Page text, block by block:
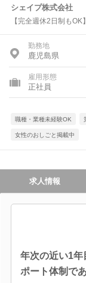
シェイプ株式会社
【完全週休2日制も
勤務地
鹿児島県
雇用形態
正社員
職種・業種未経験OK
女性のおしごと掲載中
求人情報
年次の近い1年
ポート体制で